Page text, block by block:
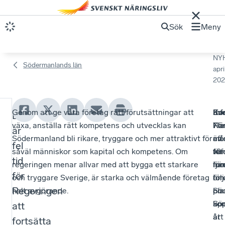
Sök Meny
Södermanlands län
Det
är
fel
tid
för
Regeringen
att
fortsätta
Genom att ge våra företag rätt förutsättningar att
växa, anställa rätt kompetens och utvecklas kan
Södermanland bli rikare, tryggare och mer attraktivt för
såväl människor som kapital och kompetens. Om
regeringen menar allvar med att bygga ett starkare
och tryggare Sverige, är starka och välmående företag
helt avgörande.
För
om
i
är
än
var
år
7
av
10
i
att